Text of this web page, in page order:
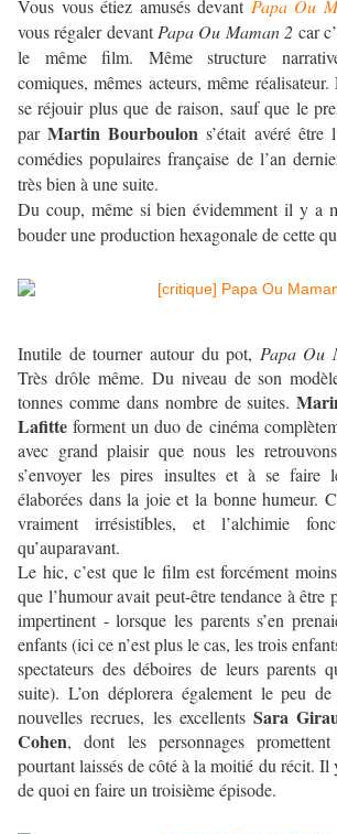
Vous vous étiez amusés devant Papa Ou
vous régaler devantPapa Ou Maman 2 car
le même film. Même structure
comiques, mêmes acteurs, même
se réjouir plus que de raison, sauf que le
parMartin Bourboulon s’était avéré être
comédies populaires française de l’an
très bien à une suite.
Du coup, même si bien évidemment il y a
bouder une production hexagonale de cette
Inutile de tourner autour du pot, Papa Ou
Très drôle même. Du niveau de son
tonnes comme dans nombre de suites.
Lafitte forment un duo de cinéma
avec grand plaisir que nous les
s’envoyer les pires insultes et à se faire
élaborées dans la joie et la bonne humeur.
vraiment irrésistibles, et l’alchimie
qu’auparavant.
Le hic, c’est que le film est forcément
que l’humour avait peut-être tendance à être
impertinent - lorsque les parents s’en
enfants (ici ce n’est plus le cas, les trois
spectateurs des déboires de leurs parents
suite). L’on déplorera également le peu
nouvelles recrues, les excellentsSara
Cohen, dont les personnages
pourtant laissés de côté à la moitié du récit. Il
de quoi en faire un troisième épisode.